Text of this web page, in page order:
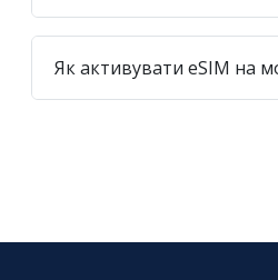
Як активувати eSIM на